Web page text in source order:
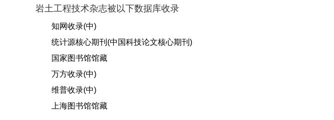
岩土工程技术杂志被以下数据库收录
知网收录(中)
统计源核心期刊(中国科技论文核心期刊)
国家图书馆馆藏
万方收录(中)
维普收录(中)
上海图书馆馆藏